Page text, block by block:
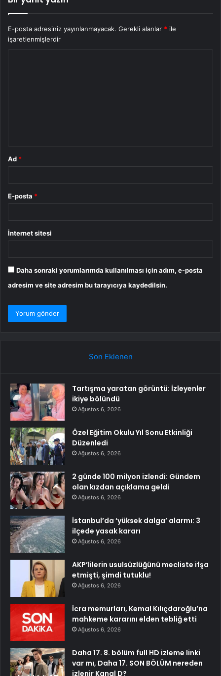
E-posta adresiniz yayınlanmayacak. Gerekli alanlar * ile
işaretlenmişlerdir
Ad *
E-posta *
İnternet sitesi
Daha sonraki yorumlarımda kullanılması için adım, e-posta
adresim ve site adresim bu tarayıcıya kaydedilsin.
Son Eklenen
Tartışma yaratan görüntü: İzleyenler
ikiye bölündü
Ağustos 6, 2026
Özel Eğitim Okulu Yıl Sonu Etkinliği
Düzenledi
Ağustos 6, 2026
2 günde 100 milyon izlendi: Gündem
olan kızdan açıklama geldi
Ağustos 6, 2026
İstanbul’da ‘yüksek dalga’ alarmı: 3
ilçede yasak kararı
Ağustos 6, 2026
AKP’lilerin usulsüzlüğünü mecliste ifşa
etmişti, şimdi tutuklu!
Ağustos 6, 2026
İcra memurları, Kemal Kılıçdaroğlu’na
mahkeme kararını elden tebliğ etti
Ağustos 6, 2026
Daha 17. 8. bölüm full HD izleme linki
var mı, Daha 17. SON BÖLÜM nereden
izlenir Kanal D?